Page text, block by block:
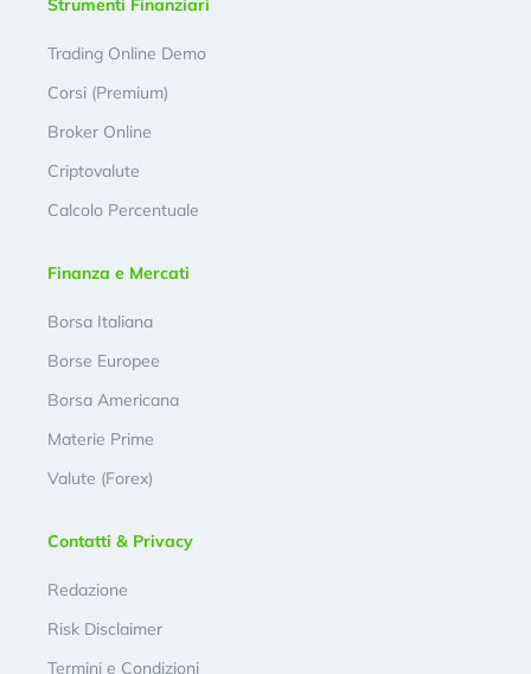
Strumenti Finanziari
Trading Online Demo
Corsi (Premium)
Broker Online
Criptovalute
Calcolo Percentuale
Finanza e Mercati
Borsa Italiana
Borse Europee
Borsa Americana
Materie Prime
Valute (Forex)
Contatti & Privacy
Redazione
Risk Disclaimer
Termini e Condizioni